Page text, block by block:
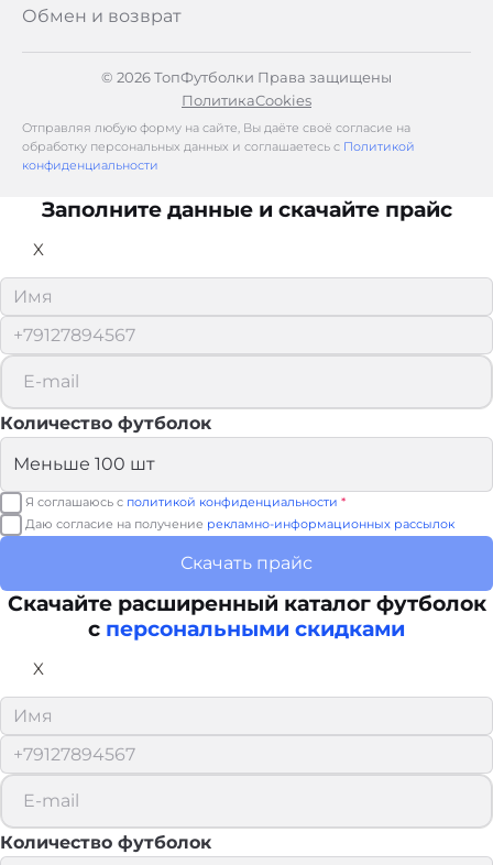
Обмен и возврат
© 2026 ТопФутболки Права защищены
ПолитикаCookies
Отправляя любую форму на сайте, Вы даёте своё согласие на
обработку персональных данных и соглашаетесь с Политикой
конфиденциальности
Заполните данные и скачайте прайс
X
Количество футболок
Я соглашаюсь с политикой конфиденциальности *
Даю согласие на получение рекламно-информационных рассылок
Скачать прайс
Скачайте расширенный каталог футболок
с персональными скидками
X
Количество футболок